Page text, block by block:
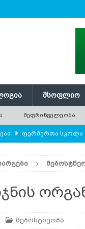
ᲛᲡᲝᲤᲚᲘᲝ
ᲛᲔᲤᲠᲘᲜᲕᲔᲚᲔᲝᲑᲐ
ᲤᲔᲠᲛᲔᲠᲗᲐ ᲡᲙᲝᲚᲐ
და პროდუქტიულობა
მებოსტნეობა